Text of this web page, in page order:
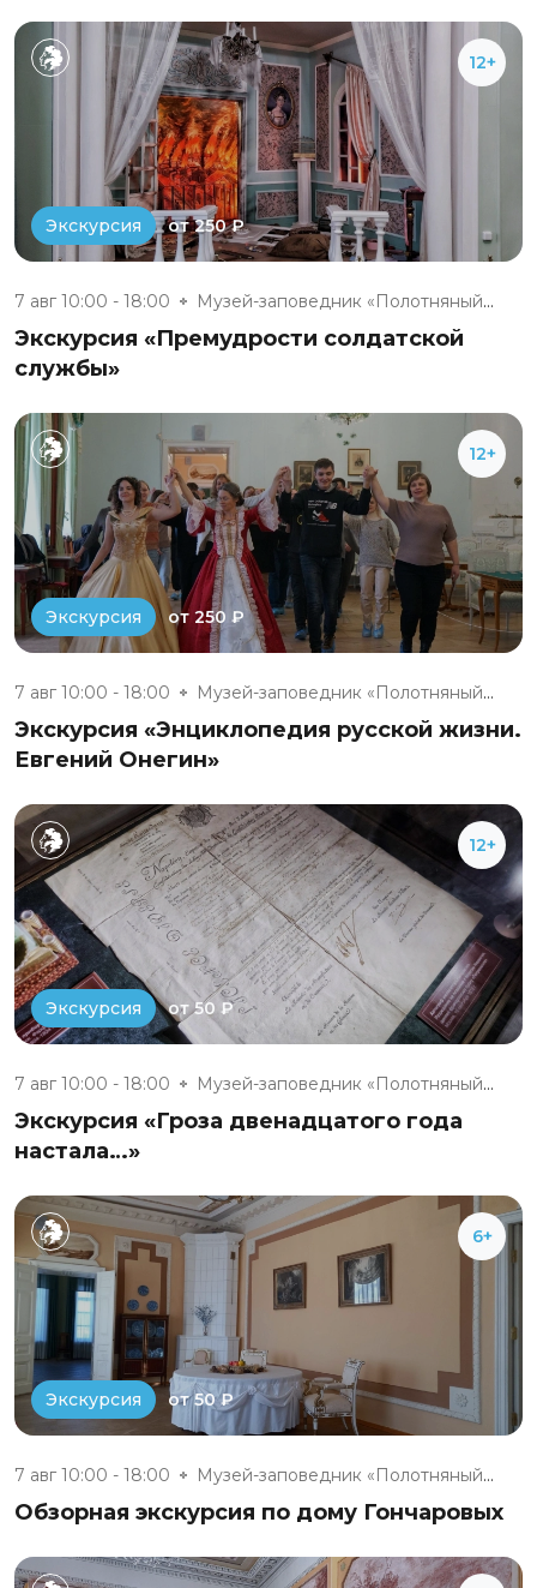
12+
Экскурсия от 250 ₽
7 авг 10:00 - 18:00 Музей-заповедник «Полотняный З...
Экскурсия «Премудрости солдатской
службы»
12+
Экскурсия от 250 ₽
7 авг 10:00 - 18:00 Музей-заповедник «Полотняный З...
Экскурсия «Энциклопедия русской жизни.
Евгений Онегин»
12+
Экскурсия от 50 ₽
7 авг 10:00 - 18:00 Музей-заповедник «Полотняный З...
Экскурсия «Гроза двенадцатого года
настала…»
6+
Экскурсия от 50 ₽
7 авг 10:00 - 18:00 Музей-заповедник «Полотняный З...
Обзорная экскурсия по дому Гончаровых